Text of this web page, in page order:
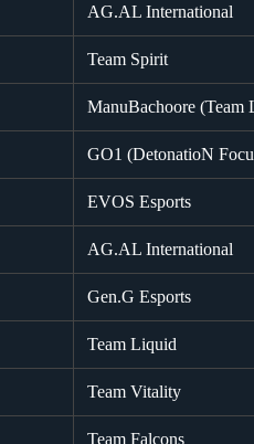
AG.AL International
Team Spirit
ManuBachoore (Team
GO1 (DetonatioN
EVOS Esports
AG.AL International
Gen.G Esports
Team Liquid
Team Vitality
Team Falcons